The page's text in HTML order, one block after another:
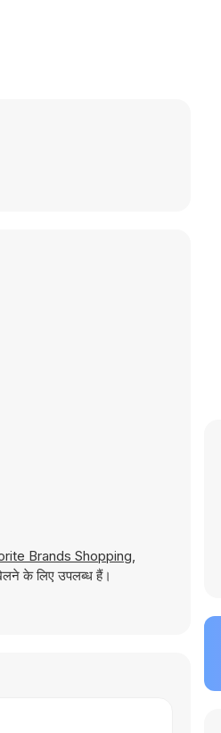
Brands Shopping,
के लिए उपलब्ध हैं।